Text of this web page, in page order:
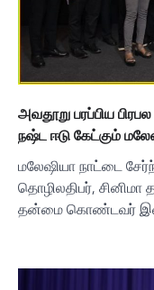
அவதூறு பரப்பிய
நஷ்ட ஈடு கேட்கும்
மலேஷியா நாட்டை
தொழிலதிபர், சினிமா
தன்மை கொண்டவர்